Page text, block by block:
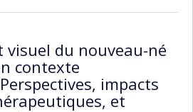
visuel du nouveau-né
contexte
impacts
et